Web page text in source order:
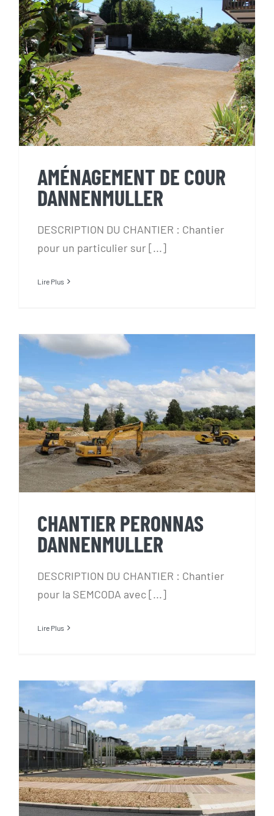
AMÉNAGEMENT DE COUR
DANNENMULLER
AMÉNAGEMENT DE COUR
DANNENMULLER
DESCRIPTION DU CHANTIER : Chantier
pour un particulier sur [...]
Lire Plus
CHANTIER PERONNAS
DANNENMULLER
CHANTIER PERONNAS
DANNENMULLER
DESCRIPTION DU CHANTIER : Chantier
pour la SEMCODA avec [...]
Lire Plus
CHANTIER BOURG EN BRESSE
DANNENMULLER